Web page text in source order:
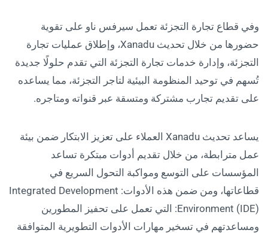
وفي قطاع تجارة التجزئة تعمل سيرفس ناو على تقوية
حضورها من خلال تحديث Xanadu، وإطلاق عمليات تجارة
التجزئة، وإدارة خدمات تجارة التجزئة التي تقدم حلولًا جديدة
تُسهم في توحيد المنظومة البيئية لتاجر التجزئة، مما يساعده
على تقديم تجارب مشتركة ومتسقة عبر قنواته ومتاجره.
يساعد تحديث Xanadu العملاء على تعزيز الابتكار ضمن بيئة
عمل مترابطة، من خلال تقديم أدوات مبتكرة تساعد
المؤسسات على التوسع ومواكبة التحول السريع في
قطاعاتها، ومن ضمن هذه الأدوات: Integrated Development
Environment (IDE): التي تعمل على تحفيز المطورين
ومساعدتهم في تسخير مهارات الأدوات التطويرية المتوافقة